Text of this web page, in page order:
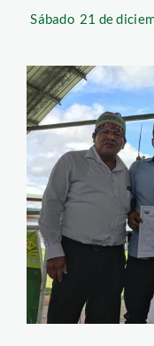
Sábado 21 de